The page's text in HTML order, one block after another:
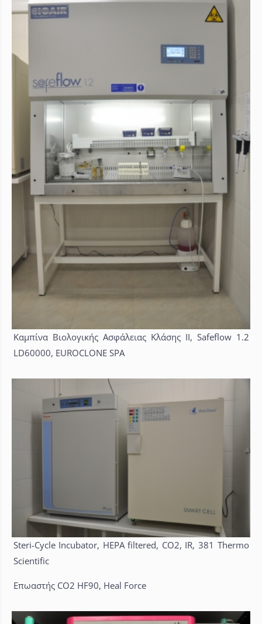
Καμπίνα Βιολογικής Ασφάλειας Κλάσης II, Safeflow 1.2
LD60000, EUROCLONE SPA
Steri-Cycle Incubator, HEPA filtered, CO2, IR, 381 Thermo
Scientific
Επωαστής CO2 HF90, Heal Force